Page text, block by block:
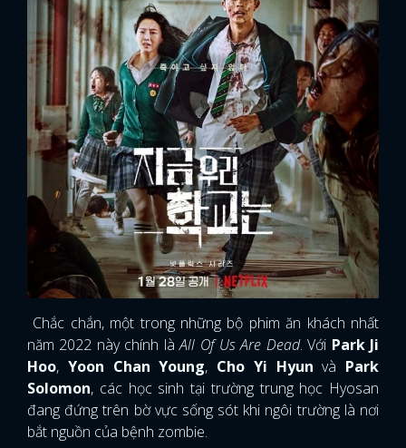
x
ĐĂNG NHẬP
Chắc chắn, một trong những bộ phim ăn khách nhất
năm 2022 này chính làAll Of Us Are Dead. Với Park Ji
Hoo, Yoon Chan Young, Cho Yi Hyun và Park
Solomon, các học sinh tại trường trung học Hyosan
đang đứng trên bờ vực sống sót khi ngôi trường là nơi
bắt nguồn của bệnh zombie.